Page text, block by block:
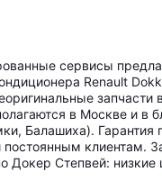
сервисы
Renault
запчасти
в Москве и в
Балашиха). Гарантия
постоянным клиентам.
Докер Степвей: низкие